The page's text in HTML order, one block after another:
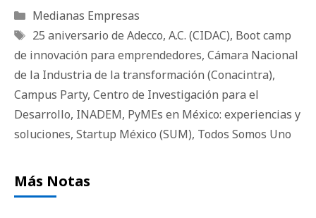
Categorías
Medianas Empresas
Etiquetas
25 aniversario de Adecco, A.C. (CIDAC), Boot camp
de innovación para emprendedores, Cámara Nacional
de la Industria de la transformación (Conacintra),
Campus Party, Centro de Investigación para el
Desarrollo, INADEM, PyMEs en México: experiencias y
soluciones, Startup México (SUM), Todos Somos Uno
Más Notas